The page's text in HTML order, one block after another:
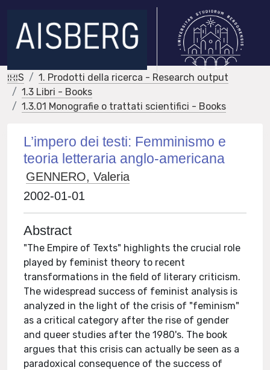
IRIS
1. Prodotti della ricerca - Research output
1.3 Libri - Books
1.3.01 Monografie o trattati scientifici - Books
L’impero dei testi: Femminismo e
teoria letteraria anglo-americana
GENNERO, Valeria
2002-01-01
Abstract
"The Empire of Texts" highlights the crucial role
played by feminist theory to recent
transformations in the field of literary criticism.
The widespread success of feminist analysis is
analyzed in the light of the crisis of "feminism"
as a critical category after the rise of gender
and queer studies after the 1980's. The book
argues that this crisis can actually be seen as a
paradoxical consequence of the success of